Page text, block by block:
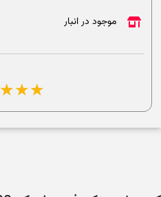
موجود در انبار
☆
☆
☆